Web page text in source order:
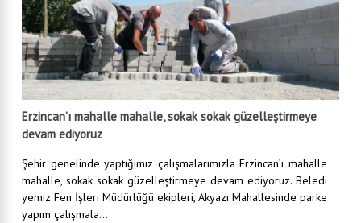
Erzincan’ı mahalle mahalle, sokak sokak güzelleştirmeye
devam ediyoruz
Şehir genelinde yaptığımız çalışmalarımızla Erzincan’ı mahalle
mahalle, sokak sokak güzelleştirmeye devam ediyoruz. Beledi
yemiz Fen İşleri Müdürlüğü ekipleri, Akyazı Mahallesinde parke
yapım çalışmala...